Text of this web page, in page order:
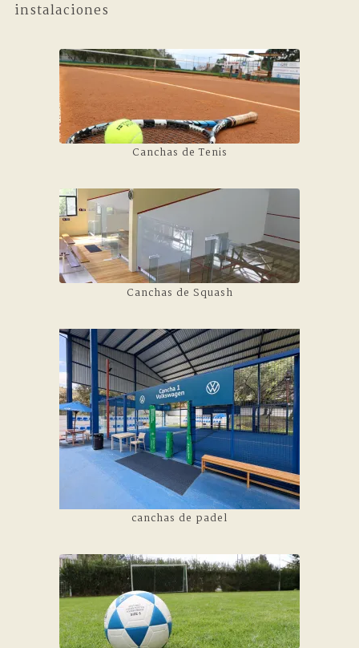
instalaciones
Canchas de Tenis
Canchas de Squash
canchas de padel